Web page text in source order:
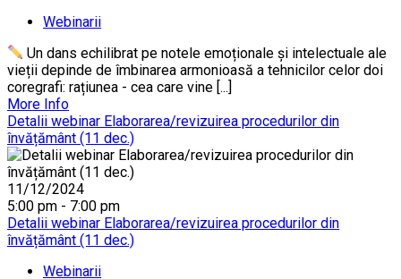
Webinarii
Un dans echilibrat pe notele emoționale și intelectuale ale
vieții depinde de îmbinarea armonioasă a tehnicilor celor doi
coregrafi: rațiunea - cea care vine [...]
More Info
Detalii webinar Elaborarea/revizuirea procedurilor din
învățământ (11 dec.)
11/12/2024
5:00 pm - 7:00 pm
Detalii webinar Elaborarea/revizuirea procedurilor din
învățământ (11 dec.)
Webinarii